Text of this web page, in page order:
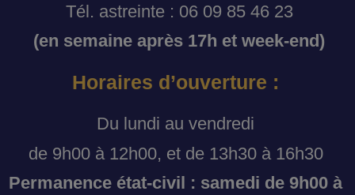
Tél. astreinte : 06 09 85 46 23
(en semaine après 17h et week-end)
Horaires d’ouverture :
Du lundi au vendredi
de 9h00 à 12h00, et de 13h30 à 16h30
Permanence état-civil : samedi de 9h00 à